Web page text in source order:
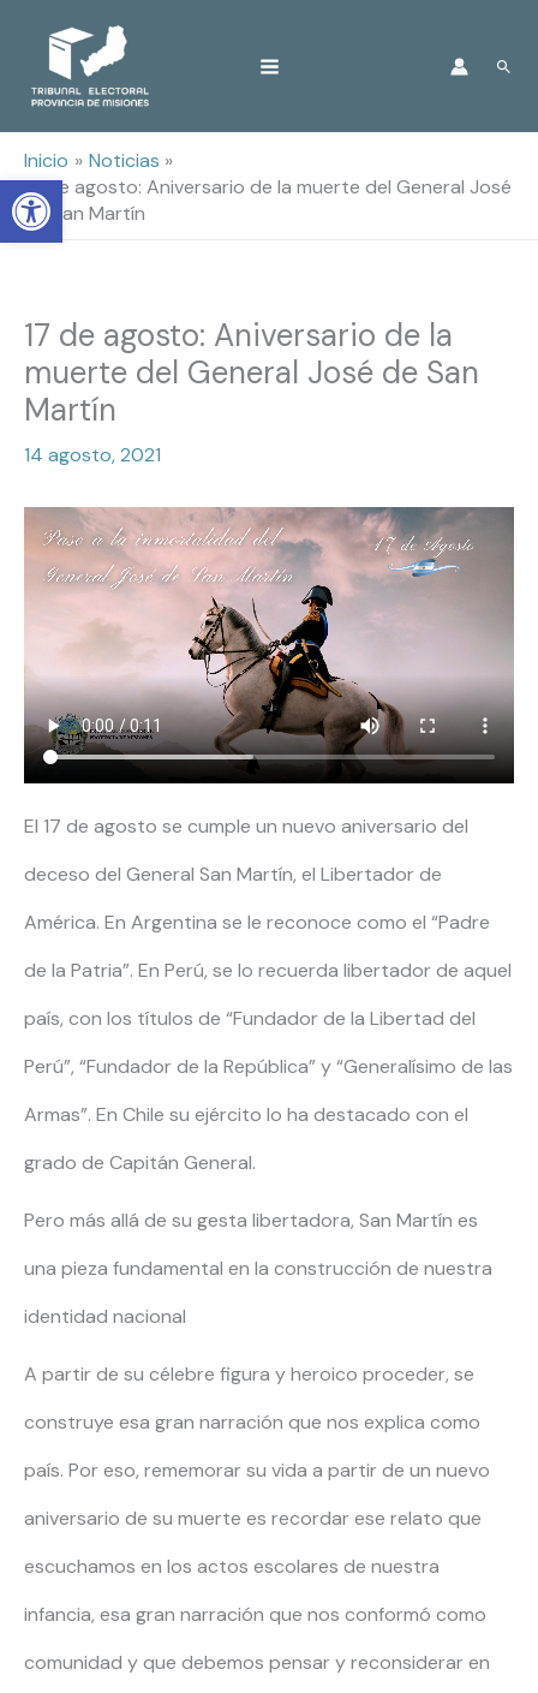
Open toolbar
Inicio
Noticias
17 de agosto: Aniversario de la muerte del General José
de San Martín
17 de agosto: Aniversario de la
muerte del General José de San
Martín
14 agosto, 2021
El 17 de agosto se cumple un nuevo aniversario del
deceso del General San Martín, el Libertador de
América. En Argentina se le reconoce como el “Padre
de la Patria”. En Perú, se lo recuerda libertador de aquel
país, con los títulos de “Fundador de la Libertad del
Perú”, “Fundador de la República” y “Generalísimo de las
Armas”. En Chile su ejército lo ha destacado con el
grado de Capitán General.
Pero más allá de su gesta libertadora, San Martín es
una pieza fundamental en la construcción de nuestra
identidad nacional
A partir de su célebre figura y heroico proceder, se
construye esa gran narración que nos explica como
país. Por eso, rememorar su vida a partir de un nuevo
aniversario de su muerte es recordar ese relato que
escuchamos en los actos escolares de nuestra
infancia, esa gran narración que nos conformó como
comunidad y que debemos pensar y reconsiderar en